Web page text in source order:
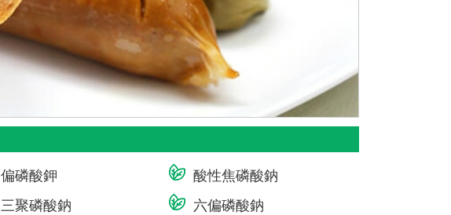
偏磷酸鉀
三聚磷酸鈉
酸性焦磷酸鈉
六偏磷酸鈉